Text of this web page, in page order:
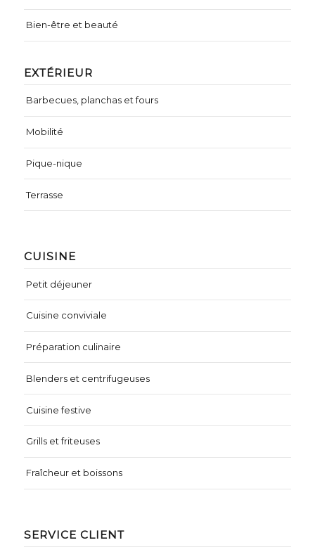
CUISINE
Petit déjeuner
Cuisine conviviale
Préparation culinaire
Blenders et centrifugeuses
Cuisine festive
Grills et friteuses
Fraîcheur et boissons
Bien-être et beauté
EXTÉRIEUR
Barbecues, planchas et fours
Mobilité
Pique-nique
Terrasse
SERVICE CLIENT